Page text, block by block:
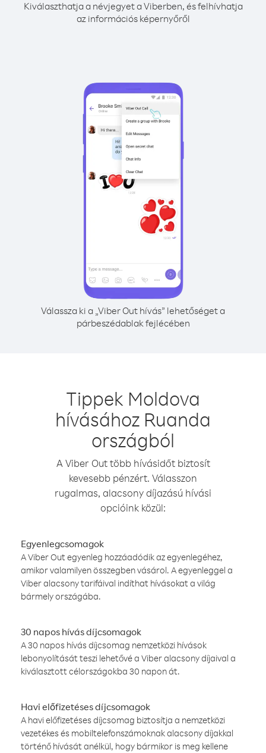
Kiválaszthatja a névjegyet a Viberben, és felhívhatja
az információs képernyőről
Válassza ki a „Viber Out hívás” lehetőséget a
párbeszédablak fejlécében
Tippek Moldova
hívásához Ruanda
országból
A Viber Out több hívásidőt biztosít
kevesebb pénzért. Válasszon
rugalmas, alacsony díjazású hívási
opcióink közül:
Egyenlegcsomagok
A Viber Out egyenleg hozzáadódik az egyenlegéhez,
amikor valamilyen összegben vásárol. A egyenleggel a
Viber alacsony tarifáival indíthat hívásokat a világ
bármely országába.
30 napos hívás díjcsomagok
A 30 napos hívás díjcsomag nemzetközi hívások
lebonyolítását teszi lehetővé a Viber alacsony díjaival a
kiválasztott célországokba 30 napon át.
Havi előfizetéses díjcsomagok
A havi előfizetéses díjcsomag biztosítja a nemzetközi
vezetékes és mobiltelefonszámoknak alacsony díjakkal
történő hívását anélkül, hogy bármikor is meg kellene